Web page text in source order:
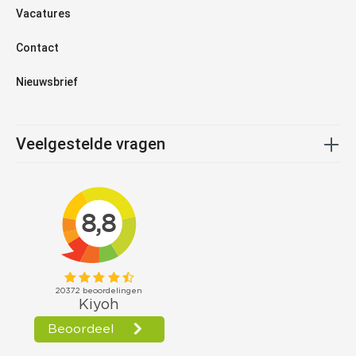
Vacatures
Contact
Nieuwsbrief
Veelgestelde vragen